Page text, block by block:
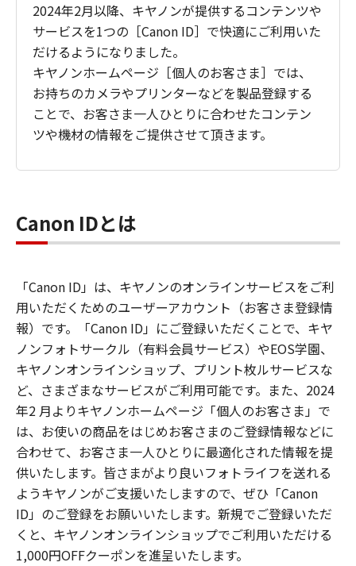
2024年2月以降、キヤノンが提供するコンテンツや
サービスを1つの［Canon ID］で快適にご利用いた
だけるようになりました。
キヤノンホームページ［個人のお客さま］では、
お持ちのカメラやプリンターなどを製品登録する
ことで、お客さま一人ひとりに合わせたコンテン
ツや機材の情報をご提供させて頂きます。
Canon IDとは
「Canon ID」は、キヤノンのオンラインサービスをご利
用いただくためのユーザーアカウント（お客さま登録情
報）です。「Canon ID」にご登録いただくことで、キヤ
ノンフォトサークル（有料会員サービス）やEOS学園、
キヤノンオンラインショップ、プリント枚ルサービスな
ど、さまざまなサービスがご利用可能です。また、2024
年2 月よりキヤノンホームページ「個人のお客さま」で
は、お使いの商品をはじめお客さまのご登録情報などに
合わせて、お客さま一人ひとりに最適化された情報を提
供いたします。皆さまがより良いフォトライフを送れる
ようキヤノンがご支援いたしますので、ぜひ「Canon
ID」のご登録をお願いいたします。新規でご登録いただ
くと、キヤノンオンラインショップでご利用いただける
1,000円OFFクーポンを進呈いたします。